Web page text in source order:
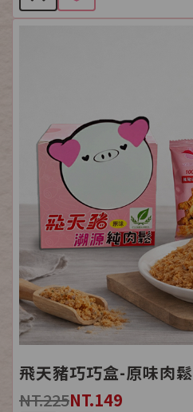
飛天豬巧巧盒-原味肉鬆
NT.225NT.149